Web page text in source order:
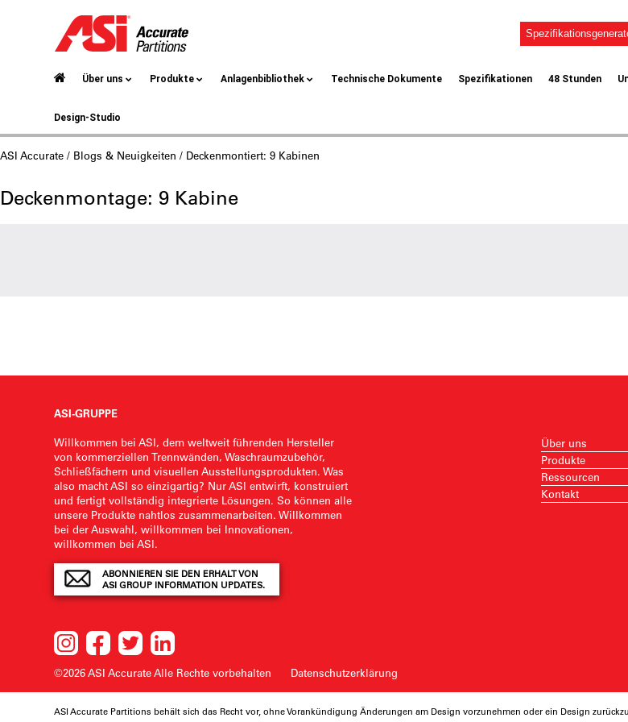
Über uns Produkte Anlagenbibliothek Technische Dokumente Spezifikationen 48 Stunden
Design-Studio
ASI Accurate / Blogs & Neuigkeiten / Deckenmontiert: 9 Kabinen
Deckenmontage: 9 Kabine
ASI-GRUPPE
Willkommen bei ASI, dem weltweit führenden Hersteller
von kommerziellen Trennwänden, Waschraumzubehör,
Schließfächern und visuellen Ausstellungsprodukten. Was
also macht ASI so einzigartig? Nur ASI entwirft, konstruiert
und fertigt vollständig integrierte Lösungen. So können alle
unsere Produkte nahtlos zusammenarbeiten. Willkommen
bei der Auswahl, willkommen bei Innovationen,
willkommen bei ASI.
ABONNIEREN SIE DEN ERHALT VON
ASI GROUP INFORMATION UPDATES.
Über uns
Produkte
Ressourcen
Kontakt
©2026 ASI AccurateAlle Rechte vorbehalten Datenschutzerklärung
ASI Accurate Partitions behält sich das Recht vor, ohne Vorankündigung Änderungen am Design vorzunehmen oder ein Design